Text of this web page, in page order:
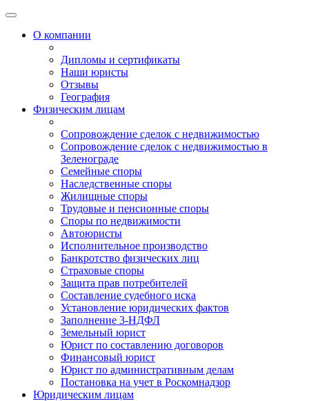
О компании
Дипломы и сертификаты
Наши юристы
Отзывы
География
Физическим лицам
Сопровождение сделок с недвижимостью
Сопровождение сделок с недвижимостью в
Зеленограде
Семейные споры
Наследственные споры
Жилищные споры
Трудовые и пенсионные споры
Споры по недвижимости
Автоюристы
Исполнительное производство
Банкротство физических лиц
Страховые споры
Защита прав потребителей
Составление судебного иска
Установление юридических фактов
Заполнение 3-НДФЛ
Земельный юрист
Юрист по составлению договоров
Финансовый юрист
Юрист по административным делам
Постановка на учет в Роскомнадзор
Юридическим лицам